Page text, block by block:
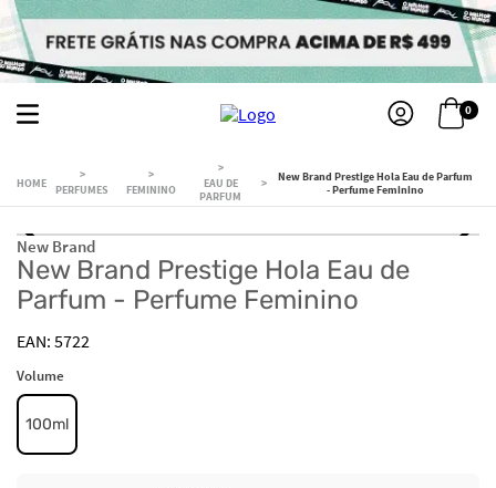
0
PERFUMES FEMININO
EAU DE
PARFUM
New Brand Prestige Hola Eau de Parfum
- Perfume Feminino
New Brand
New Brand Prestige Hola Eau de
Parfum - Perfume Feminino
5722
Volume
100ml